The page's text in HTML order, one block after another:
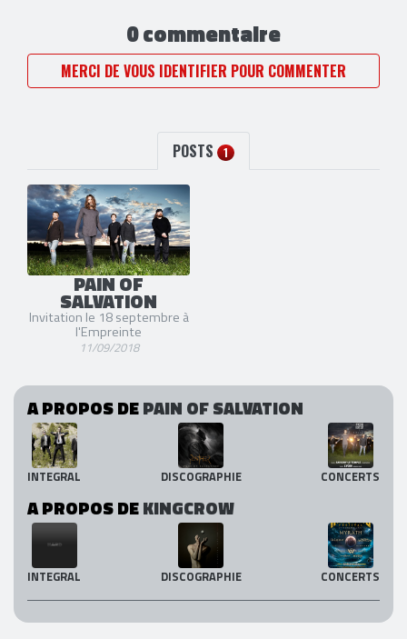
0 commentaire
MERCI DE VOUS IDENTIFIER POUR COMMENTER
POSTS 1
PAIN OF
SALVATION
Invitation le 18 septembre à
l'Empreinte
11/09/2018
A PROPOS DEPAIN OF SALVATION
INTEGRAL DISCOGRAPHIE CONCERTS
A PROPOS DEKINGCROW
INTEGRAL DISCOGRAPHIE CONCERTS